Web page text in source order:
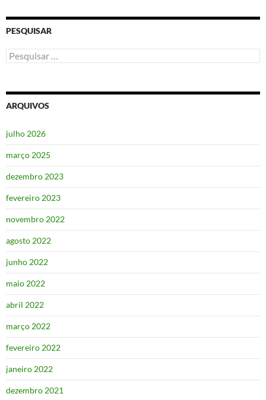
PESQUISAR
Pesquisar
por:
ARQUIVOS
julho 2026
março 2025
dezembro 2023
fevereiro 2023
novembro 2022
agosto 2022
junho 2022
maio 2022
abril 2022
março 2022
fevereiro 2022
janeiro 2022
dezembro 2021